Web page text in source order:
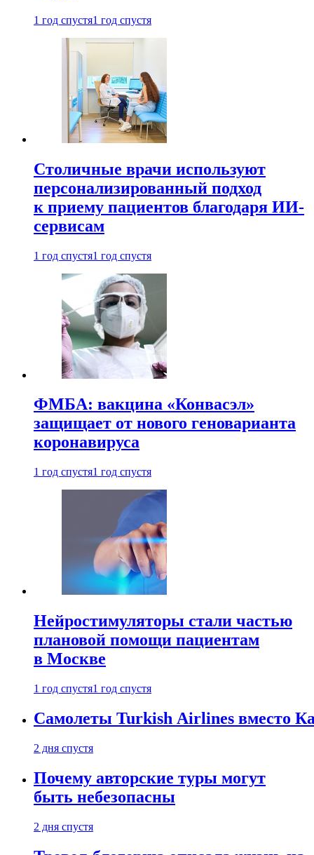
1 год спустя1 год спустя
Столичные врачи используют
персонализированный подход
к приему пациентов благодаря ИИ-
сервисам
1 год спустя1 год спустя
ФМБА: вакцина «Конвасэл»
защищает от нового геноварианта
коронавируса
1 год спустя1 год спустя
Нейростимуляторы стали частью
плановой помощи пациентам
в Москве
1 год спустя1 год спустя
Самолеты Turkish Airlines вместо
2 дня спустя
Почему авторские туры могут
быть небезопасны
2 дня спустя